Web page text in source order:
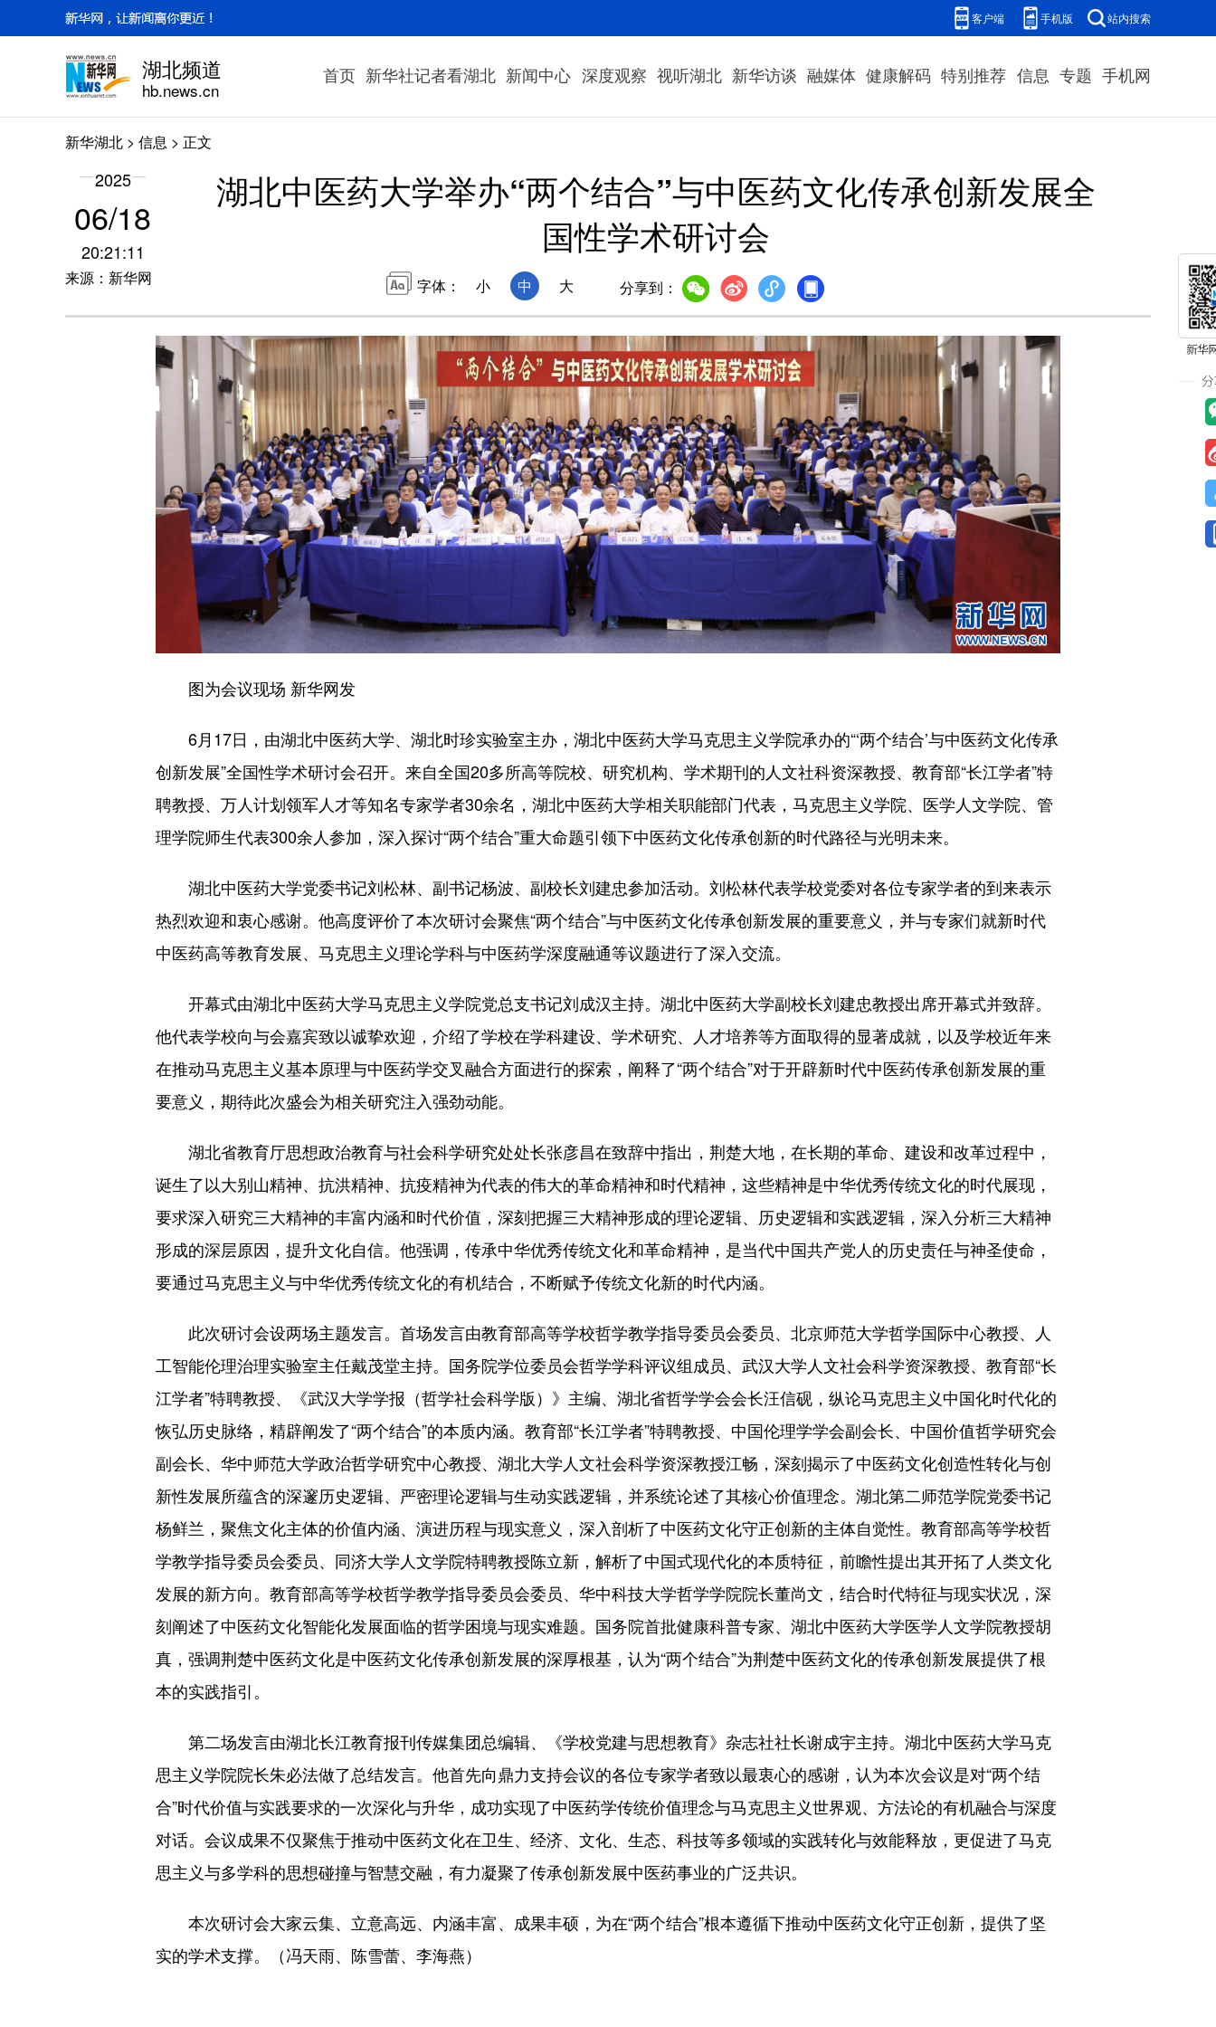
客户端 手机版 站内搜索
湖北频道
hb.news.cn
首页 新华社记者看湖北 新闻中心 深度观察 视听湖北 新华访谈 融媒体 健康解码 特别推荐 信息 专题 手机网
新华湖北 > 信息 > 正文
2025
06/18
20:21:11
来源：新华网
湖北中医药大学举办“两个结合”与中医药文化传承创新发展全
国性学术研讨会
字体： 小 中 大 分享到：
图为会议现场 新华网发
6月17日，由湖北中医药大学、湖北时珍实验室主办，湖北中医药大学马克思主义学院承办的“‘两个结合’与中医药文化传承
创新发展”全国性学术研讨会召开。来自全国20多所高等院校、研究机构、学术期刊的人文社科资深教授、教育部“长江学者”特
聘教授、万人计划领军人才等知名专家学者30余名，湖北中医药大学相关职能部门代表，马克思主义学院、医学人文学院、管
理学院师生代表300余人参加，深入探讨“两个结合”重大命题引领下中医药文化传承创新的时代路径与光明未来。
湖北中医药大学党委书记刘松林、副书记杨波、副校长刘建忠参加活动。刘松林代表学校党委对各位专家学者的到来表示
热烈欢迎和衷心感谢。他高度评价了本次研讨会聚焦“两个结合”与中医药文化传承创新发展的重要意义，并与专家们就新时代
中医药高等教育发展、马克思主义理论学科与中医药学深度融通等议题进行了深入交流。
开幕式由湖北中医药大学马克思主义学院党总支书记刘成汉主持。湖北中医药大学副校长刘建忠教授出席开幕式并致辞。
他代表学校向与会嘉宾致以诚挚欢迎，介绍了学校在学科建设、学术研究、人才培养等方面取得的显著成就，以及学校近年来
在推动马克思主义基本原理与中医药学交叉融合方面进行的探索，阐释了“两个结合”对于开辟新时代中医药传承创新发展的重
要意义，期待此次盛会为相关研究注入强劲动能。
湖北省教育厅思想政治教育与社会科学研究处处长张彦昌在致辞中指出，荆楚大地，在长期的革命、建设和改革过程中，
诞生了以大别山精神、抗洪精神、抗疫精神为代表的伟大的革命精神和时代精神，这些精神是中华优秀传统文化的时代展现，
要求深入研究三大精神的丰富内涵和时代价值，深刻把握三大精神形成的理论逻辑、历史逻辑和实践逻辑，深入分析三大精神
形成的深层原因，提升文化自信。他强调，传承中华优秀传统文化和革命精神，是当代中国共产党人的历史责任与神圣使命，
要通过马克思主义与中华优秀传统文化的有机结合，不断赋予传统文化新的时代内涵。
此次研讨会设两场主题发言。首场发言由教育部高等学校哲学教学指导委员会委员、北京师范大学哲学国际中心教授、人
工智能伦理治理实验室主任戴茂堂主持。国务院学位委员会哲学学科评议组成员、武汉大学人文社会科学资深教授、教育部“长
江学者”特聘教授、《武汉大学学报（哲学社会科学版）》主编、湖北省哲学学会会长汪信砚，纵论马克思主义中国化时代化的
恢弘历史脉络，精辟阐发了“两个结合”的本质内涵。教育部“长江学者”特聘教授、中国伦理学学会副会长、中国价值哲学研究会
副会长、华中师范大学政治哲学研究中心教授、湖北大学人文社会科学资深教授江畅，深刻揭示了中医药文化创造性转化与创
新性发展所蕴含的深邃历史逻辑、严密理论逻辑与生动实践逻辑，并系统论述了其核心价值理念。湖北第二师范学院党委书记
杨鲜兰，聚焦文化主体的价值内涵、演进历程与现实意义，深入剖析了中医药文化守正创新的主体自觉性。教育部高等学校哲
学教学指导委员会委员、同济大学人文学院特聘教授陈立新，解析了中国式现代化的本质特征，前瞻性提出其开拓了人类文化
发展的新方向。教育部高等学校哲学教学指导委员会委员、华中科技大学哲学学院院长董尚文，结合时代特征与现实状况，深
刻阐述了中医药文化智能化发展面临的哲学困境与现实难题。国务院首批健康科普专家、湖北中医药大学医学人文学院教授胡
真，强调荆楚中医药文化是中医药文化传承创新发展的深厚根基，认为“两个结合”为荆楚中医药文化的传承创新发展提供了根
本的实践指引。
第二场发言由湖北长江教育报刊传媒集团总编辑、《学校党建与思想教育》杂志社社长谢成宇主持。湖北中医药大学马克
思主义学院院长朱必法做了总结发言。他首先向鼎力支持会议的各位专家学者致以最衷心的感谢，认为本次会议是对“两个结
合”时代价值与实践要求的一次深化与升华，成功实现了中医药学传统价值理念与马克思主义世界观、方法论的有机融合与深度
对话。会议成果不仅聚焦于推动中医药文化在卫生、经济、文化、生态、科技等多领域的实践转化与效能释放，更促进了马克
思主义与多学科的思想碰撞与智慧交融，有力凝聚了传承创新发展中医药事业的广泛共识。
本次研讨会大家云集、立意高远、内涵丰富、成果丰硕，为在“两个结合”根本遵循下推动中医药文化守正创新，提供了坚
实的学术支撑。（冯天雨、陈雪蕾、李海燕）